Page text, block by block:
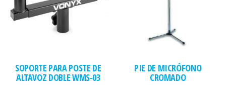
SOPORTE PARA POSTE DE
ALTAVOZ DOBLE WMS-03
PIE DE MICRÓFONO
CROMADO